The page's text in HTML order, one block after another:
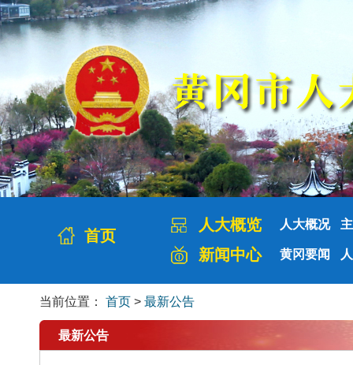
首页
人大概览 人大概况
新闻中心 黄冈要闻
当前位置： 首页 > 最新公告
最新公告